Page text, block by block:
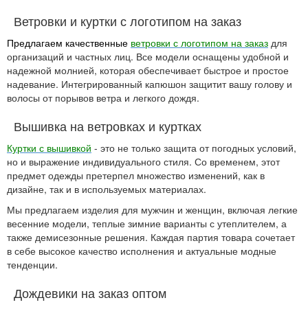
Ветровки и куртки с логотипом на заказ
Предлагаем качественные ветровки с логотипом на заказ для
организаций и частных лиц. Все модели оснащены удобной и
надежной молнией, которая обеспечивает быстрое и простое
надевание. Интегрированный капюшон защитит вашу голову и
волосы от порывов ветра и легкого дождя.
Вышивка на ветровках и куртках
Куртки с вышивкой - это не только защита от погодных условий,
но и выражение индивидуального стиля. Со временем, этот
предмет одежды претерпел множество изменений, как в
дизайне, так и в используемых материалах.
Мы предлагаем изделия для мужчин и женщин, включая легкие
весенние модели, теплые зимние варианты с утеплителем, а
также демисезонные решения. Каждая партия товара сочетает
в себе высокое качество исполнения и актуальные модные
тенденции.
Дождевики на заказ оптом